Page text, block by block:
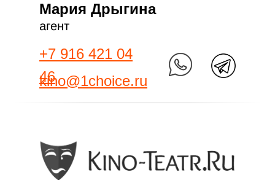
Мария Дрыгина
+7 916 421 04
46
kino@1choice.ru
агент